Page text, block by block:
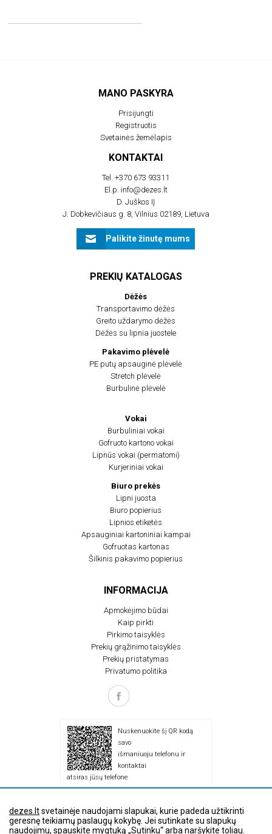
MANO PASKYRA
Prisijungti
Registruotis
Svetainės žemėlapis
KONTAKTAI
Tel.+370 673 93311
El.p. info@dezes.lt
D. Juškos IĮ
J. Dobkevičiaus g. 8, Vilnius 02189, Lietuva
Palikite žinutę mums
PREKIŲ KATALOGAS
Dėžės
Transportavimo dėžės
Greito uždarymo dėžės
Dėžės su lipnia juostele
Pakavimo plėvelė
PE putų apsauginė plėvelė
Stretch plėvelė
Burbulinė plėvelė
Vokai
Burbuliniai vokai
Gofruoto kartono vokai
Lipnūs vokai (permatomi)
Kurjeriniai vokai
Biuro prekės
Lipni juosta
Biuro popierius
Lipnios etiketės
Apsauginiai kartoniniai kampai
Gofruotas kartonas
Šilkinis pakavimo popierius
INFORMACIJA
Apmokėjimo būdai
Kaip pirkti
Pirkimo taisyklės
Prekių grąžinimo taisyklės
Prekių pristatymas
Privatumo politika
Nuskenuokite šį QR kodą
savo
išmaniuoju telefonu ir
kontaktai
atsiras jūsų telefone
dezes.ltsvetainėje naudojami slapukai, kurie padeda užtikrinti
geresnę teikiamų paslaugų kokybę. Jei sutinkate su slapukų
naudojimu, spauskite mygtuką „Sutinku“ arba naršykite toliau.